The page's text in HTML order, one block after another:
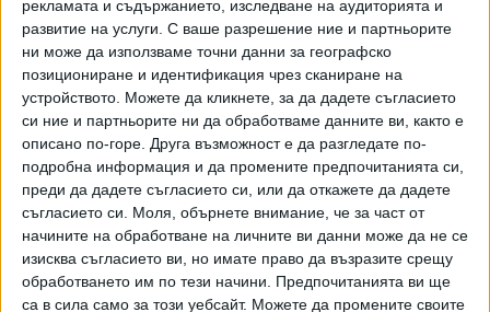
рекламата и съдържанието, изследване на аудиторията и
развитие на услуги. С ваше разрешение ние и партньорите
ни може да използваме точни данни за географско
позициониране и идентификация чрез сканиране на
устройството. Можете да кликнете, за да дадете съгласието
си ние и партньорите ни да обработваме данните ви, както е
описано по-горе. Друга възможност е да разгледате по-
подробна информация и да промените предпочитанията си,
преди да дадете съгласието си, или да откажете да дадете
съгласието си.
Моля, обърнете внимание, че за част от
начините на обработване на личните ви данни може да не се
изисква съгласието ви, но имате право да възразите срещу
обработването им по тези начини. Предпочитанията ви ще
са в сила само за този уебсайт. Можете да промените своите
Двамата подсъдими са признати за виновни и за закана с
убийство към телевизионния оператор, като изрекли
думите: "Ще ви убием и няма на кого да се оплачете", и
тази закана е възбудила в потърпевшия основателен
страх за осъществяването ѝ.
Подсъдимият И. П. е признат за виновен и в това, че се
заканил с убийство на журналиста В. А. В., като изрекъл
думите: "Ще ви спукаме главите, сега ще ви убиваме",
което също е предизвикало основателен страх за
осъществяването ѝ.